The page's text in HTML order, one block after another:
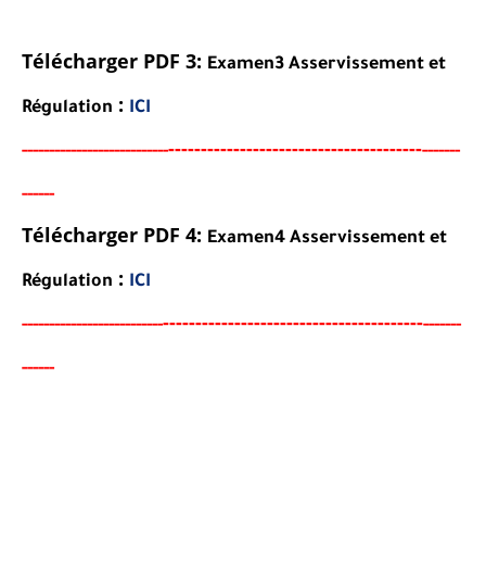
Télécharger PDF 3: Examen3 Asservissement et
Régulation : ICI
-------------------------------------------------------------------------
------
Télécharger PDF 4: Examen4 Asservissement et
Régulation : ICI
-------------------------------------------------------------------------
------